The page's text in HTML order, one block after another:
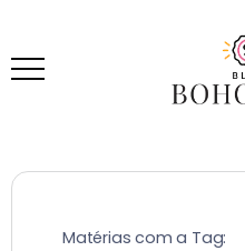
Matérias com a Tag: